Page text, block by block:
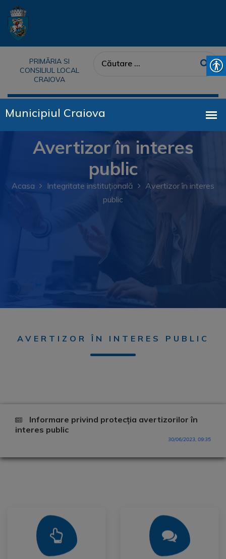
PRIMĂRIA SI
CONSILIUL LOCAL
CRAIOVA
Avertizor în interes
public
Acasa Integritate instituțională
Avertizor în interes
public
AVERTIZOR ÎN INTERES PUBLIC
Informare privind protecția avertizorilor în
interes public
30/06/2023, 09:35
Mai Mult Mai Mult